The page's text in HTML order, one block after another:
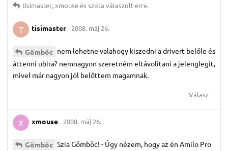
tisimaster,xmouseésszota válaszolt erre.
T tisimaster 2008. máj 26.
Gömböc nem lehetne valahogy kiszedni a drivert belőle és
áttenni ubira? nemnagyon szeretném eltávolítani a jelenglegit,
mivel már nagyon jól belőttem magamnak.
Válasz
X xmouse 2008. máj 26.
Gömböc Szia Gömböc! - Úgy nézem, hogy az én Amilo Pro